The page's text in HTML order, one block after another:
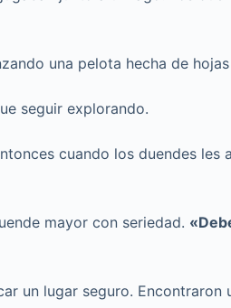
una pelota hecha de
seguir explorando.
cuando los duendes les
mayor con seriedad.
un lugar seguro. Encontraron